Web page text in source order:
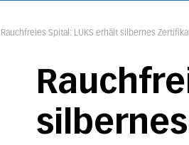
Rauchfreies Spital: LUKS erhält silbernes